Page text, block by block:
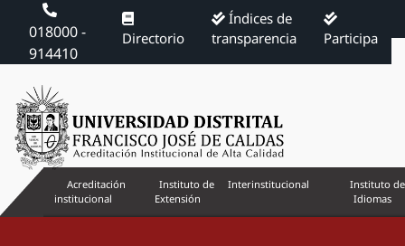
018000 -
914410
Directorio
Índices de
transparencia
Participa
Acreditación
institucional
Instituto de
Extensión
Interinstitucional
Instituto de
Idiomas